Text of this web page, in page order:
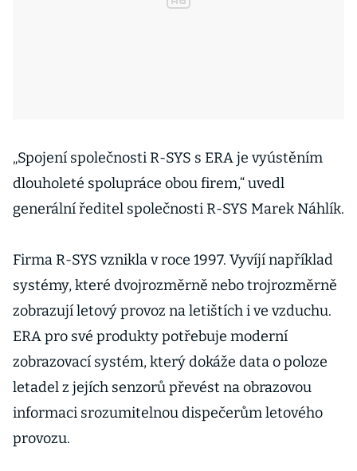
„Spojení společnosti R-SYS s ERA je vyústěním
dlouholeté spolupráce obou firem,“ uvedl
generální ředitel společnosti R-SYS Marek Náhlík.
Firma R-SYS vznikla v roce 1997. Vyvíjí například
systémy, které dvojrozměrně nebo trojrozměrně
zobrazují letový provoz na letištích i ve vzduchu.
ERA pro své produkty potřebuje moderní
zobrazovací systém, který dokáže data o poloze
letadel z jejích senzorů převést na obrazovou
informaci srozumitelnou dispečerům letového
provozu.